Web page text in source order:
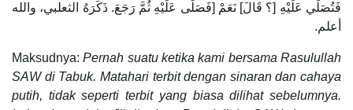
فَتُصَلِّي عَلَيْهِ [؟ قَالَ] نَعَمْ [فَصَلَّى عَلَيْهِ ثُمَّ رَجَعَ. ذَكَرَهُ الثعلبي، والله
أعلم.
Maksudnya:Pernah suatu ketika kami bersama Rasulullah
SAW di Tabuk. Matahari terbit dengan sinaran dan cahaya
putih, tidak seperti terbit yang biasa dilihat sebelumnya.